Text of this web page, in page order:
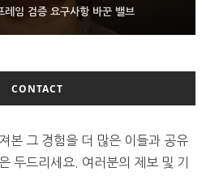
레임 검증 요구사항 바꾼 밸브
안드로이드 장치용 구글 어시스턴트
보인 삼성전자
CONTACT
본 그 경험을 더 많은 이들과 공유
두드리세요. 여러분의 제보 및 기